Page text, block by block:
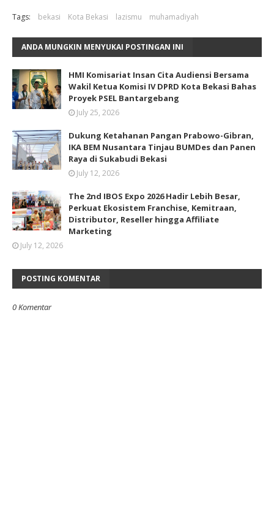
Tags: bekasi Kota Bekasi lazismu muhamadiyah
ANDA MUNGKIN MENYUKAI POSTINGAN INI
HMI Komisariat Insan Cita Audiensi Bersama
Wakil Ketua Komisi IV DPRD Kota Bekasi Bahas
Proyek PSEL Bantargebang
July 25, 2026
Dukung Ketahanan Pangan Prabowo-Gibran,
IKA BEM Nusantara Tinjau BUMDes dan Panen
Raya di Sukabudi Bekasi
July 12, 2026
The 2nd IBOS Expo 2026 Hadir Lebih Besar,
Perkuat Ekosistem Franchise, Kemitraan,
Distributor, Reseller hingga Affiliate
Marketing
July 12, 2026
POSTING KOMENTAR
0 Komentar